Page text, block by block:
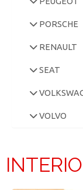
PORSCHE
RENAULT
SEAT
VOLVO